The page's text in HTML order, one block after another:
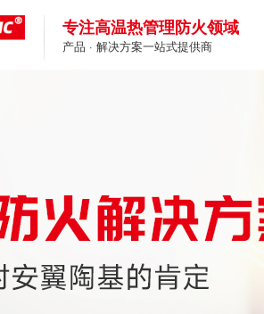
专注高温热管理防火领域
产品 · 解决方案一站式提供商